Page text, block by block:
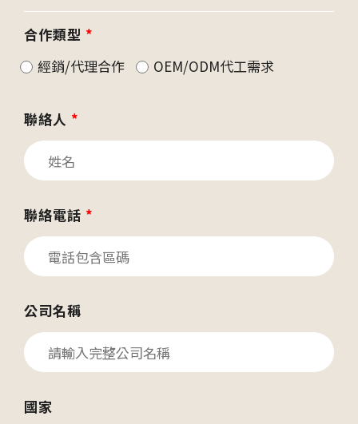
合作類型 *
經銷/代理合作
OEM/ODM代工需求
聯絡人 *
聯絡電話 *
公司名稱
國家